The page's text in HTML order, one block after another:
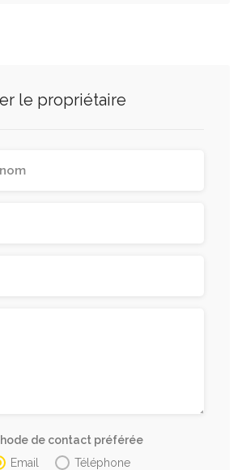
le propriétaire
de contact préférée
Email
Téléphone